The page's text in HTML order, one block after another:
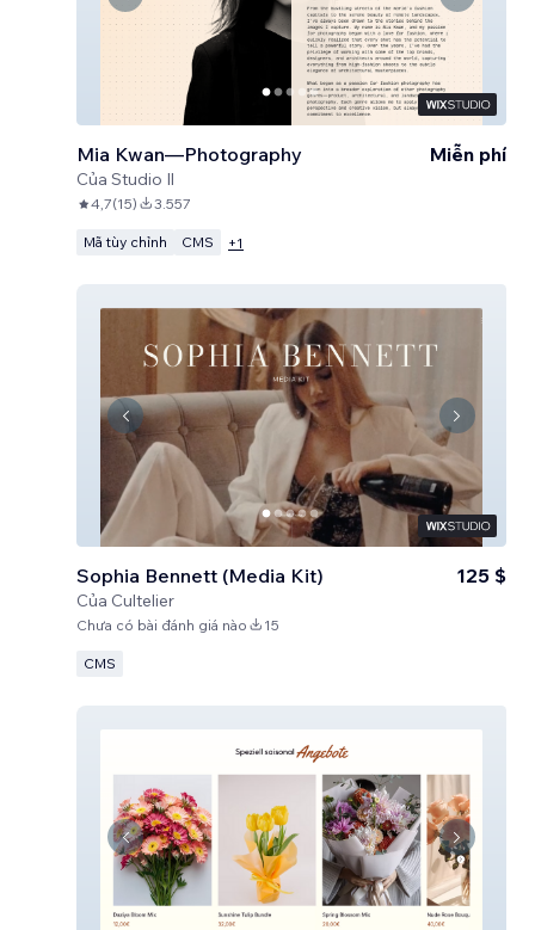
Mia Kwan—Photography
Của Studio Il
Miễn phí
4,7(15) 3.557
Mã tùy chỉnh CMS +1
Sophia Bennett (Media Kit)
Của Cultelier
125 $
Chưa có bài đánh giá nào 15
CMS